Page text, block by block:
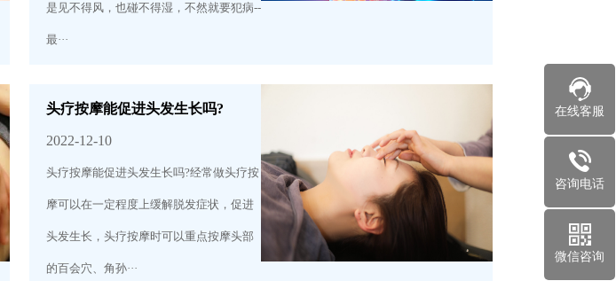
是见不得风，也碰不得湿，不然就要犯病--
最···
头疗按摩能促进头发生长吗?
2022-12-10
头疗按摩能促进头发生长吗?经常做头疗按
摩可以在一定程度上缓解脱发症状，促进
头发生长，头疗按摩时可以重点按摩头部
的百会穴、角孙···
在线客服
咨询电话
微信咨询